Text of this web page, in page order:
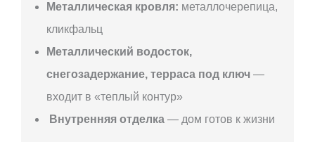
Металлическая кровля: металлочерепица,
кликфальц
Металлический водосток,
снегозадержание, терраса под ключ —
входит в «теплый контур»
Внутренняя отделка — дом готов к жизни